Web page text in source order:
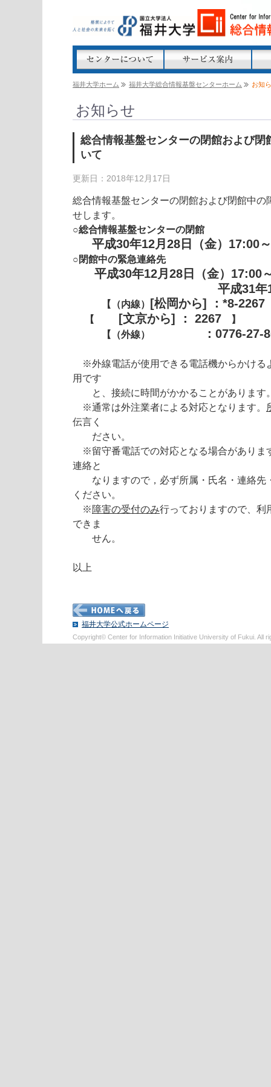
福井大学ホーム 福井大学総合情報基盤センターホーム お知
お知らせ
総合情報基盤センターの閉館および閉
いて
更新日：2018年12月17日
総合情報基盤センターの閉館および閉館中の
せします。
○総合情報基盤センターの閉館
平成30年12月28日（金）17:00
○閉館中の緊急連絡先
平成30年12月28日（金）17:00
平成31年1月4日
【（内線） [松岡から] ： *8-2267
【
[文京から] ： 2267 】
【（外線）
：0776-27-
※外線電話が使用できる電話機からかける
用です
と、接続に時間がかかることがあります
※通常は外注業者による対応となります。
伝言く
ださい。
※留守番電話での対応となる場合がありま
連絡と
なりますので，必ず所属・氏名・連絡先
ください。
※障害の受付のみ行っておりますので、利
できま
せん。
以上
福井大学公式ホームページ
Copyright© Center for Information Initiative University of Fukui. All